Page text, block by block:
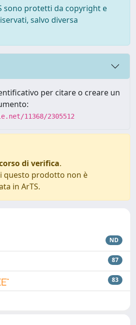
sono protetti da copyright e
salvo diversa
per citare o creare un
11368/2305512
di verifica.
questo prodotto non è
in ArTS.
ND
87
83